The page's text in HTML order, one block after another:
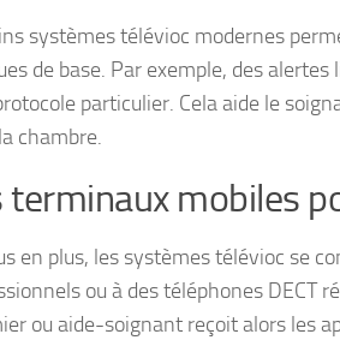
systèmes télévioc modernes
de base. Par exemple, des
particulier. Cela aide le
chambre.
terminaux mobiles
en plus, les systèmes télévioc se
ou à des téléphones DECT
ou aide-soignant reçoit alors les